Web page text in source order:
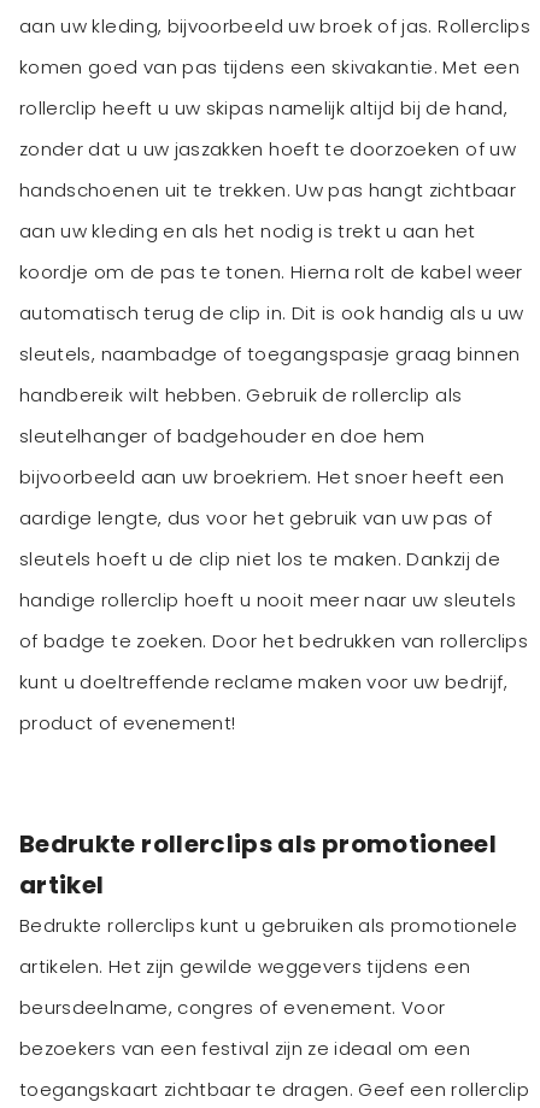
aan uw kleding, bijvoorbeeld uw broek of jas. Rollerclips
komen goed van pas tijdens een skivakantie. Met een
rollerclip heeft u uw skipas namelijk altijd bij de hand,
zonder dat u uw jaszakken hoeft te doorzoeken of uw
handschoenen uit te trekken. Uw pas hangt zichtbaar
aan uw kleding en als het nodig is trekt u aan het
koordje om de pas te tonen. Hierna rolt de kabel weer
automatisch terug de clip in. Dit is ook handig als u uw
sleutels, naambadge of toegangspasje graag binnen
handbereik wilt hebben. Gebruik de rollerclip als
sleutelhanger of badgehouder en doe hem
bijvoorbeeld aan uw broekriem. Het snoer heeft een
aardige lengte, dus voor het gebruik van uw pas of
sleutels hoeft u de clip niet los te maken. Dankzij de
handige rollerclip hoeft u nooit meer naar uw sleutels
of badge te zoeken. Door het bedrukken van rollerclips
kunt u doeltreffende reclame maken voor uw bedrijf,
product of evenement!
Bedrukte rollerclips als promotioneel
artikel
Bedrukte rollerclips kunt u gebruiken als promotionele
artikelen. Het zijn gewilde weggevers tijdens een
beursdeelname, congres of evenement. Voor
bezoekers van een festival zijn ze ideaal om een
toegangskaart zichtbaar te dragen. Geef een rollerclip